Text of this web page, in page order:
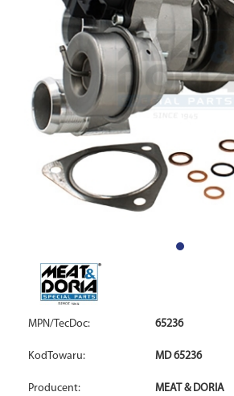
MPN/TecDoc: 65236
KodTowaru: MD 65236
Producent: MEAT & DORIA